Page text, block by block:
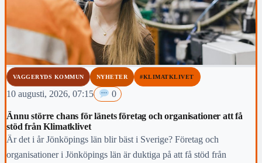
VAGGERYDS KOMMUN NYHETER #KLIMATKLIVET
10 augusti, 2026, 07:15 0
Ännu större chans för länets företag och organisationer att få
stöd från Klimatklivet
Är det i år Jönköpings län blir bäst i Sverige? Företag och
organisationer i Jönköpings län är duktiga på att få stöd från